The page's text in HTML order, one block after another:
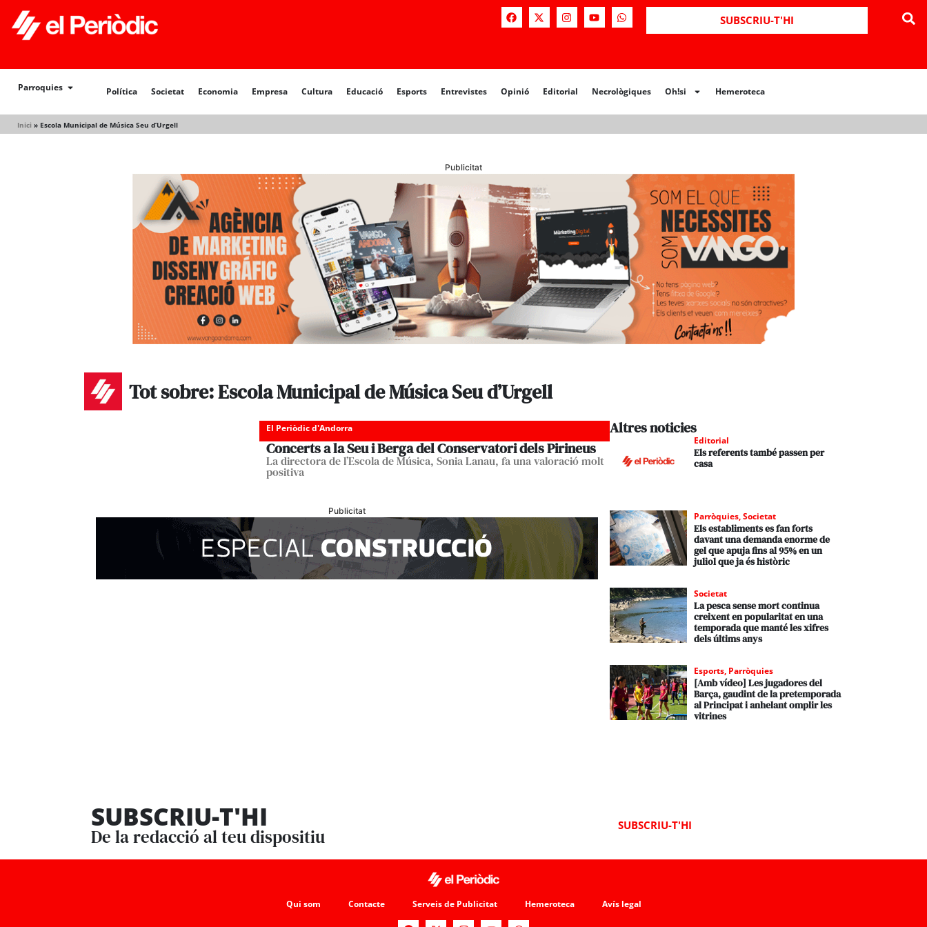
SUBSCRIU-T'HI
Parroquies Política Societat Economia Empresa Cultura Educació Esports Entrevistes Opinió Editorial Necrològiques Oh!si Hemeroteca
Inici » Escola Municipal de Música Seu d’Urgell
Política Societat Opinió Editorial Necrològiques Hemeroteca
Publicitat
Tot sobre: Escola Municipal de Música Seu d’Urgell
El Periòdic d'Andorra
Concerts a la Seu i Berga del Conservatori dels Pirineus
La directora de l’Escola de Música, Sonia Lanau, fa una valoració molt
positiva
Publicitat
Altres noticies
Editorial
Els referents també passen per
casa
Parròquies,Societat
Els establiments es fan forts
davant una demanda enorme de
gel que apuja fins al 95% en un
juliol que ja és històric
Societat
La pesca sense mort continua
creixent en popularitat en una
temporada que manté les xifres
dels últims anys
Esports, Parròquies
[Amb vídeo] Les jugadores del
Barça, gaudint de la pretemporada
al Principat i anhelant omplir les
vitrines
SUBSCRIU-T'HI
De la redacció al teu dispositiu
SUBSCRIU-T'HI
Qui som Contacte Serveis de Publicitat Hemeroteca Avís legal